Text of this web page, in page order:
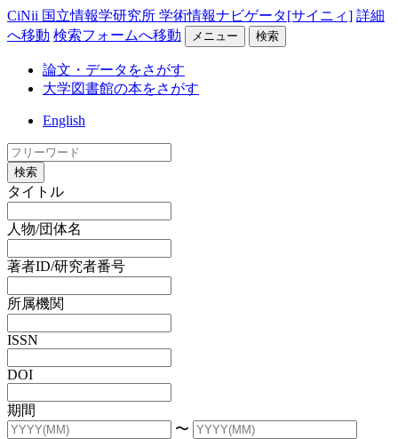
CiNii 国立情報学研究所 学術情報ナビゲータ[サイニィ] 詳細
へ移動 検索フォームへ移動 メニュー 検索
論文・データをさがす
大学図書館の本をさがす
English
検索
タイトル
人物/団体名
著者ID/研究者番号
所属機関
ISSN
DOI
期間
〜